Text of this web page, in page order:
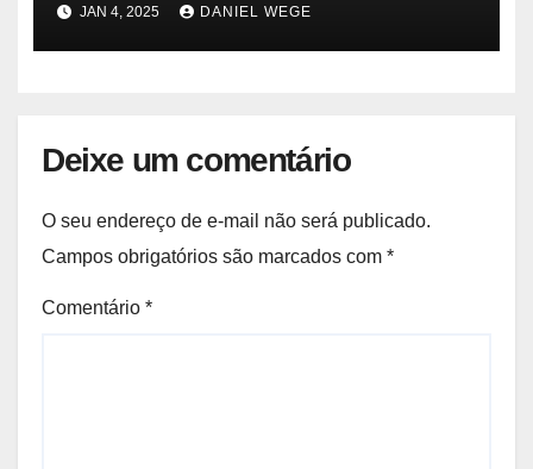
JAN 4, 2025 DANIEL WEGE
Deixe um comentário
O seu endereço de e-mail não será publicado.
Campos obrigatórios são marcados com *
Comentário *